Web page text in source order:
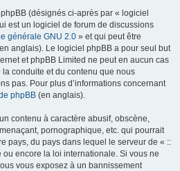
(désignés ci-après par « logiciel
est un logiciel de forum de discussions
générale GNU 2.0 » et qui peut être
anglais). Le logiciel phpBB a pour seul but
et phpBB Limited ne peut en aucun cas
conduite et du contenu que nous
pas. Pour plus d’informations concernant
phpBB (en anglais).
contenu à caractère abusif, obscène,
pornographique, etc. qui pourrait
pays, du pays dans lequel le serveur de « ::
ou encore la loi internationale. Si vous ne
vous exposez à un bannissement